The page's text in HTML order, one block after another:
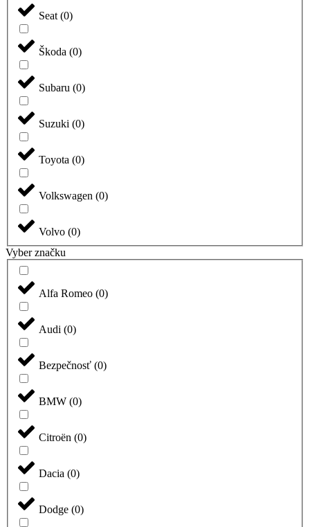
Seat (0)
Škoda (0)
Subaru (0)
Suzuki (0)
Toyota (0)
Volkswagen (0)
Volvo (0)
Vyber značku
Alfa Romeo (0)
Audi (0)
Bezpečnosť (0)
BMW (0)
Citroën (0)
Dacia (0)
Dodge (0)